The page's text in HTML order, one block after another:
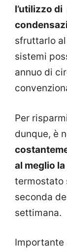
l’utilizzo di
sfruttarlo
sistemi
annuo di
Per
dunque, è
al meglio
termostato
seconda
settimana.
Importante